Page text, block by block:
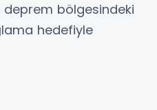
deprem bölgesindeki
hedefiyle